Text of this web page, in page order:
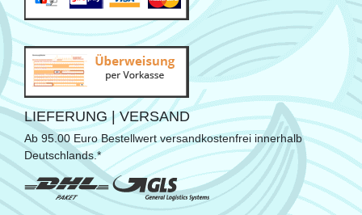
LIEFERUNG | VERSAND
Ab 95.00 Euro Bestellwert versandkostenfrei innerhalb
Deutschlands.*